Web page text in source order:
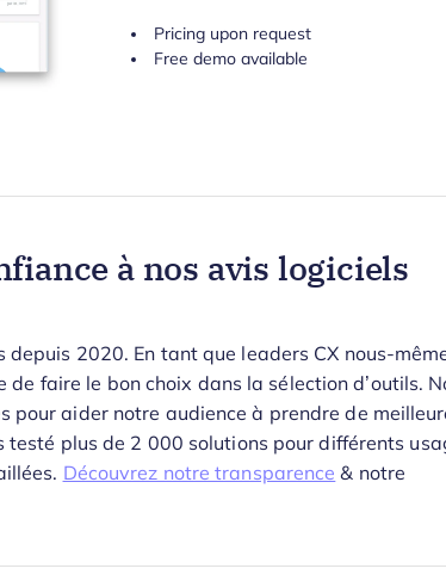
Pricing upon request
Free demo available
à nos avis logiciels
2020. En tant que leaders CX nous-
de faire le bon choix dans la sélection d’outils.
pour aider notre audience à prendre de
testé plus de 2 000 solutions pour différents
Découvrez notre transparence & notre